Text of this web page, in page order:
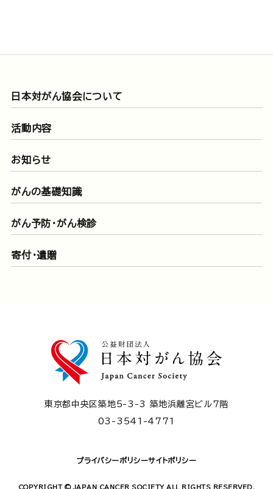
日本対がん協会について
活動内容
お知らせ
がんの基礎知識
がん予防・がん検診
寄付・遺贈
東京都中央区築地5-3-3 築地浜離宮ビル7階
03-3541-4771
プライバシーポリシーサイトポリシー
COPYRIGHT © JAPAN CANCER SOCIETY ALL RIGHTS RESERVED.